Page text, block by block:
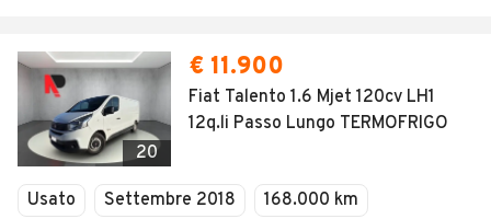
20
€ 11.900
Fiat Talento 1.6 Mjet 120cv LH1
12q.li Passo Lungo TERMOFRIGO
Usato Settembre 2018 168.000 km